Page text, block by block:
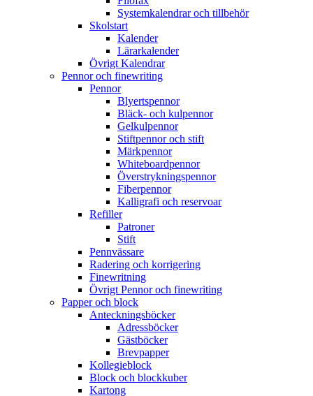
Systemkalendrar och tillbehör
Skolstart
Kalender
Lärarkalender
Övrigt Kalendrar
Pennor och finewriting
Pennor
Blyertspennor
Bläck- och kulpennor
Gelkulpennor
Stiftpennor och stift
Märkpennor
Whiteboardpennor
Överstrykningspennor
Fiberpennor
Kalligrafi och reservoar
Refiller
Patroner
Stift
Pennvässare
Radering och korrigering
Finewritning
Övrigt Pennor och finewriting
Papper och block
Anteckningsböcker
Adressböcker
Gästböcker
Brevpapper
Kollegieblock
Block och blockkuber
Kartong